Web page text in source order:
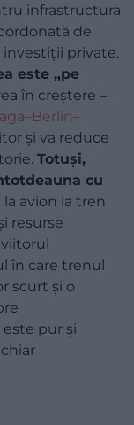
infrastructura
de
private.
este „pe
în creștere –
și va reduce
Totuși,
cu
la avion la tren
resurse
viitorul
în care trenul
scurt și o
pur și